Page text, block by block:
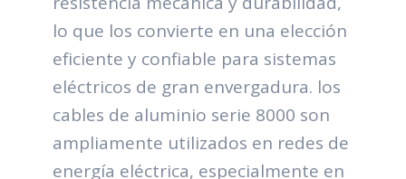
lo que los convierte en una elección
eficiente y confiable para sistemas
eléctricos de gran envergadura. los
cables de aluminio serie 8000 son
ampliamente utilizados en redes de
energía eléctrica, especialmente en